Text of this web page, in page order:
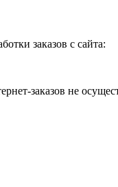
заказов с сайта:
заказов не